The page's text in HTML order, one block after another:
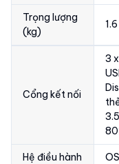
Trọng lượng
(kg)
1.6
Cổng kết nối
3
Hệ điều hành